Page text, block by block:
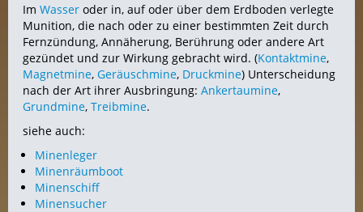
Im Wasser oder in, auf oder über dem Erdboden verlegte
Munition, die nach oder zu einer bestimmten Zeit durch
Fernzündung, Annäherung, Berührung oder andere Art
gezündet und zur Wirkung gebracht wird. (Kontaktmine,
Magnetmine, Geräuschmine, Druckmine) Unterscheidung
nach der Art ihrer Ausbringung: Ankertaumine,
Grundmine, Treibmine.
siehe auch:
Minenleger
Minenräumboot
Minenschiff
Minensucher